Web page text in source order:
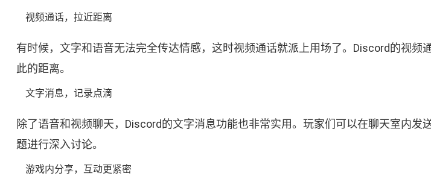
视频通话，拉近距离
有时候，文字和语音无法完全传达情感，这时视频通话就派上用场了。Discord的视
此的距离。
文字消息，记录点滴
除了语音和视频聊天，Discord的文字消息功能也非常实用。玩家们可以在聊天室内
题进行深入讨论。
游戏内分享，互动更紧密